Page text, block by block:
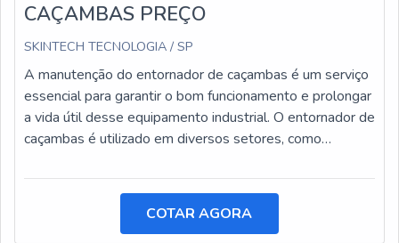
CAÇAMBAS PREÇO
SKINTECH TECNOLOGIA / SP
A manutenção do entornador de caçambas é um serviço
essencial para garantir o bom funcionamento e prolongar
a vida útil desse equipamento industrial. O entornador de
caçambas é utilizado em diversos setores, como
desgastes e danos ao longo do tempo.
COTAR AGORA